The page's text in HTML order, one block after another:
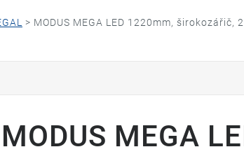
> MODUS MEGA LED 1220mm,
MODUS MEGA